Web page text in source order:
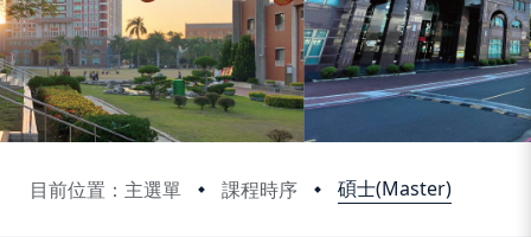
目前位置：主選單 課程時序 碩士(Master)